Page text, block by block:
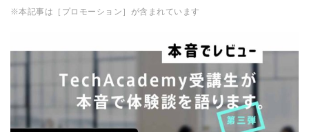
※本記事は［プロモーション］が含まれています